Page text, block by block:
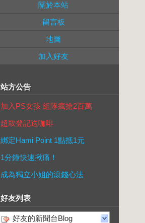
關於本站
留言板
地圖
加入好友
站方公告
加入PS女孩 組隊瘋搶2百萬
超取登記送咖啡
綁定Hami Point 1點抵1元
1分鐘快速揪痛！
成為獨立小姐的滾錢心法
好友列表
好友的新聞台Blog